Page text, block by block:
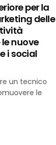
per la
delle
nuove
i social
un tecnico
le